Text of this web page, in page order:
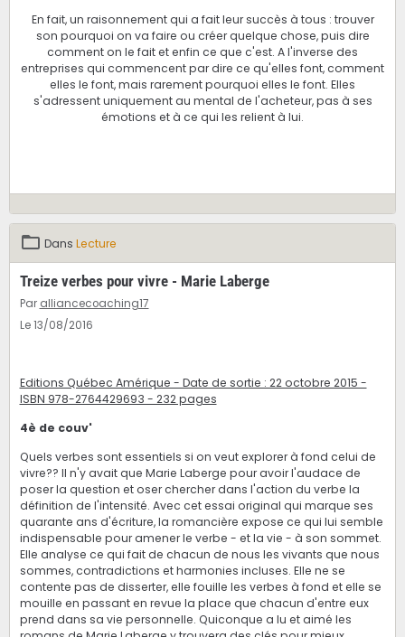
En fait, un raisonnement qui a fait leur succès à tous : trouver
son pourquoi on va faire ou créer quelque chose, puis dire
comment on le fait et enfin ce que c'est. A l'inverse des
entreprises qui commencent par dire ce qu'elles font, comment
elles le font, mais rarement pourquoi elles le font. Elles
s'adressent uniquement au mental de l'acheteur, pas à ses
émotions et à ce qui les relient à lui.
Dans Lecture
Treize verbes pour vivre - Marie Laberge
Par alliancecoaching17
Le 13/08/2016
Editions Québec Amérique - Date de sortie : 22 octobre 2015 -
ISBN 978-2764429693​ - 232 pages
4è de couv'
Quels verbes sont essentiels si on veut explorer à fond celui de
vivre?? Il n'y avait que Marie Laberge pour avoir l'audace de
poser la question et oser chercher dans l'action du verbe la
définition de l'intensité. Avec cet essai original qui marque ses
quarante ans d'écriture, la romancière expose ce qui lui semble
indispensable pour amener le verbe - et la vie - à son sommet.
Elle analyse ce qui fait de chacun de nous les vivants que nous
sommes, contradictions et harmonies incluses. Elle ne se
contente pas de disserter, elle fouille les verbes à fond et elle se
mouille en passant en revue la place que chacun d'entre eux
prend dans sa vie personnelle. Quiconque a lu et aimé les